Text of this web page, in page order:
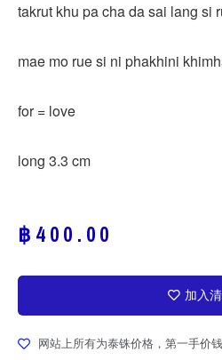
takrut khu pa cha da sai lang si
mae mo rue si ni phakhini
for = love
long 3.3 cm
฿ 400.00
加入
网站上所有为泰铢价格，第一手价钱